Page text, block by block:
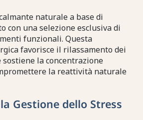
naturale a base di
con una selezione esclusiva di
funzionali. Questa
favorisce il rilassamento dei
la concentrazione
la reattività naturale
Gestione dello Stress